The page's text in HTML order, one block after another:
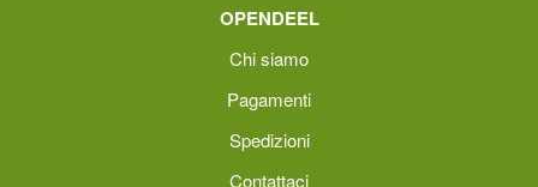
OPENDEEL
Chi siamo
Pagamenti
Spedizioni
Contattaci